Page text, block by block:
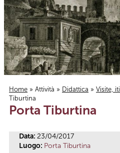
Tu sei qui
Home » Attività » Didattica » Visite,
Tiburtina
Porta Tiburtina
Data: 23/04/2017
Luogo: Porta Tiburtina